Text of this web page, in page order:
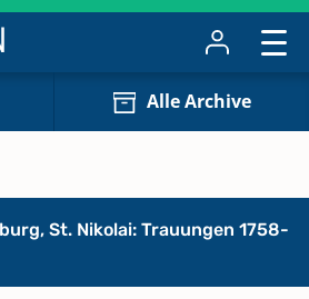
Alle Archive
St. Nikolai: Trauungen 1758-